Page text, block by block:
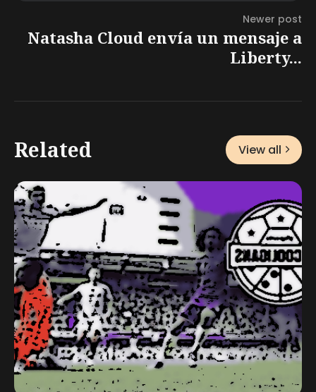
Newer post
Natasha Cloud envía un mensaje a
Liberty...
Related View all